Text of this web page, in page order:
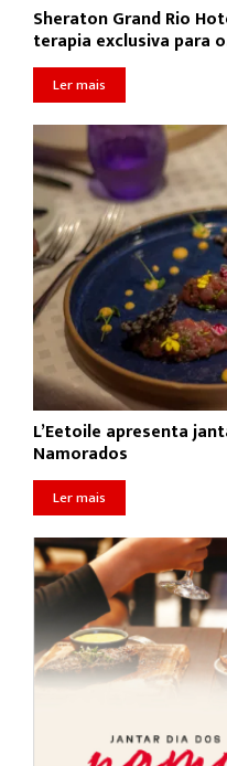
Sheraton Grand Rio
terapia exclusiva para
Ler mais
L’Eetoile apresenta
Namorados
Ler mais